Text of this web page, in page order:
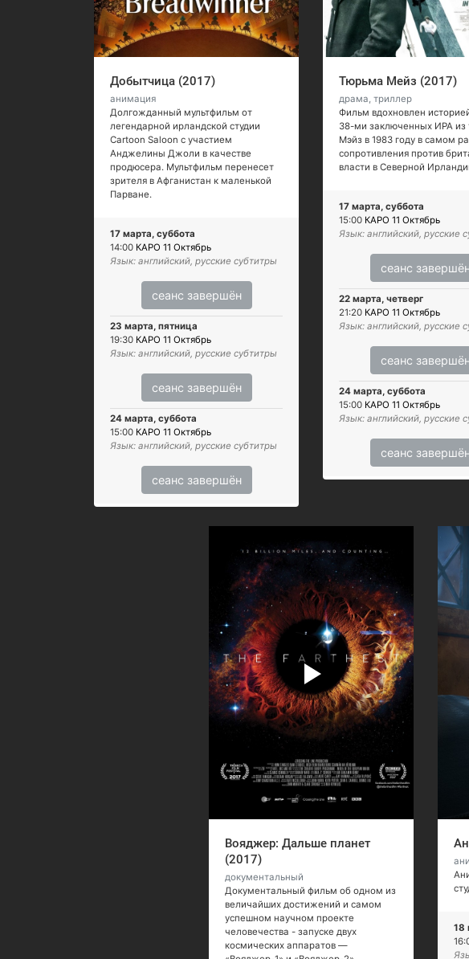
Добытчица (2017)
анимация
Долгожданный мультфильм от
легендарной ирландской студии
Cartoon Saloon с участием
Анджелины Джоли в качестве
продюсера. Мультфильм перенесет
зрителя в Афганистан к маленькой
Парване.
17 марта, суббота
14:00 КАРО 11 Октябрь
Язык: английский, русские субтитры
сеанс завершён
23 марта, пятница
19:30 КАРО 11 Октябрь
Язык: английский, русские субтитры
сеанс завершён
24 марта, суббота
15:00 КАРО 11 Октябрь
Язык: английский, русские субтитры
сеанс завершён
Тюрьма Мейз (2017)
драма, триллер
Фильм вдохновлен
38-ми заключенных ИРА
Мэйз в 1983 году в самом
сопротивления против
власти в Северной
17 марта, суббота
15:00 КАРО 11 Октябрь
Язык: английский, русские
сеанс
22 марта, четверг
21:20 КАРО 11 Октябрь
Язык: английский, русские
сеанс
24 марта, суббота
15:00 КАРО 11 Октябрь
Язык: английский, русские
сеанс
Вояджер: Дальше планет
(2017)
документальный
Документальный фильм об одном из
величайших достижений и самом
успешном научном проекте
человечества - запуске двух
космических аппаратов —
18